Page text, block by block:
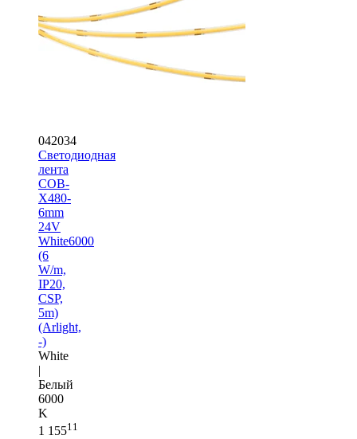
042034
Светодиодная
лента
COB-
X480-
6mm
24V
White6000
(6
W/m,
IP20,
CSP,
5m)
(Arlight,
-)
White
|
Белый
6000
K
1 15511